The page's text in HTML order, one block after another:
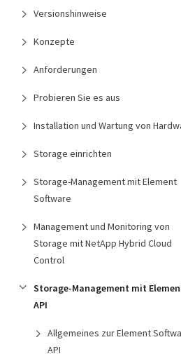
Versionshinweise
Konzepte
Anforderungen
Probieren Sie es aus
Installation und Wartung von
Storage einrichten
Storage-Management mit Element
Software
Management und Monitoring von
Storage mit NetApp Hybrid Cloud
Control
Storage-Management mit
API
Allgemeines zur Element
API